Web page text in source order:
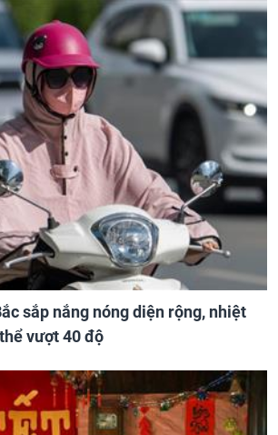
sắp nắng nóng diện rộng, nhiệt
vượt 40 độ